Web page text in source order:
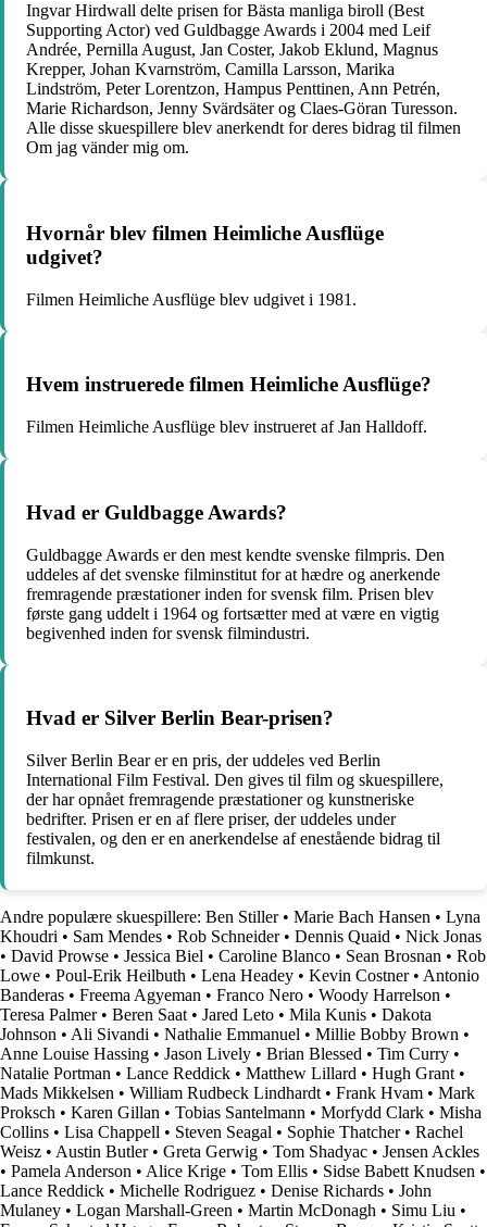
Ingvar Hirdwall delte prisen for Bästa manliga biroll (Best
Supporting Actor) ved Guldbagge Awards i 2004 med Leif
Andrée, Pernilla August, Jan Coster, Jakob Eklund, Magnus
Krepper, Johan Kvarnström, Camilla Larsson, Marika
Lindström, Peter Lorentzon, Hampus Penttinen, Ann Petrén,
Marie Richardson, Jenny Svärdsäter og Claes-Göran Turesson.
Alle disse skuespillere blev anerkendt for deres bidrag til filmen
Om jag vänder mig om.
Hvornår blev filmen Heimliche Ausflüge
udgivet?
Filmen Heimliche Ausflüge blev udgivet i 1981.
Hvem instruerede filmen Heimliche Ausflüge?
Filmen Heimliche Ausflüge blev instrueret af Jan Halldoff.
Hvad er Guldbagge Awards?
Guldbagge Awards er den mest kendte svenske filmpris. Den
uddeles af det svenske filminstitut for at hædre og anerkende
fremragende præstationer inden for svensk film. Prisen blev
første gang uddelt i 1964 og fortsætter med at være en vigtig
begivenhed inden for svensk filmindustri.
Hvad er Silver Berlin Bear-prisen?
Silver Berlin Bear er en pris, der uddeles ved Berlin
International Film Festival. Den gives til film og skuespillere,
der har opnået fremragende præstationer og kunstneriske
bedrifter. Prisen er en af ​​flere priser, der uddeles under
festivalen, og den er en anerkendelse af enestående bidrag til
filmkunst.
Andre populære skuespillere: Ben Stiller• Marie Bach Hansen • Lyna
Khoudri • Sam Mendes • Rob Schneider• Dennis Quaid • Nick Jonas
• David Prowse • Jessica Biel • Caroline Blanco • Sean Brosnan • Rob
Lowe • Poul-Erik Heilbuth • Lena Headey • Kevin Costner• Antonio
Banderas • Freema Agyeman • Franco Nero • Woody Harrelson •
Teresa Palmer• Beren Saat • Jared Leto • Mila Kunis • Dakota
Johnson • Ali Sivandi • Nathalie Emmanuel • Millie Bobby Brown •
Anne Louise Hassing • Jason Lively • Brian Blessed • Tim Curry •
Natalie Portman • Lance Reddick • Matthew Lillard • Hugh Grant •
Mads Mikkelsen • William Rudbeck Lindhardt • Frank Hvam • Mark
Proksch • Karen Gillan • Tobias Santelmann • Morfydd Clark • Misha
Collins • Lisa Chappell • Steven Seagal • Sophie Thatcher• Rachel
Weisz • Austin Butler• Greta Gerwig • Tom Shadyac • Jensen Ackles
• Pamela Anderson • Alice Krige • Tom Ellis • Sidse Babett Knudsen •
Lance Reddick • Michelle Rodriguez • Denise Richards • John
Mulaney • Logan Marshall-Green • Martin McDonagh • Simu Liu •